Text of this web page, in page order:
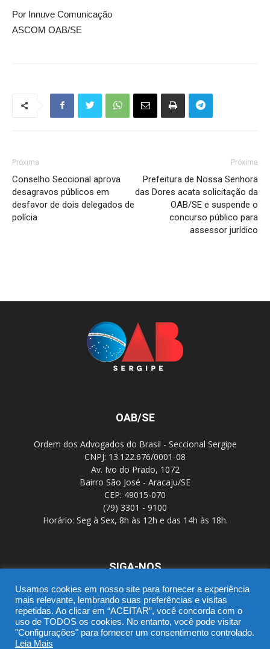
Por Innuve Comunicação
ASCOM OAB/SE
Próxima
Conselho Seccional aprova
desagravos públicos em
desfavor de dois delegados de
polícia
Próxima
Prefeitura de Nossa Senhora
das Dores acata solicitação da
OAB/SE e suspende o
concurso público para
assessor jurídico
OAB/SE
Ordem dos Advogados do Brasil - Seccional Sergipe
CNPJ: 13.122.676/0001-08
Av. Ivo do Prado, 1072
Bairro São José - Aracaju/SE
CEP: 49015-070
(79) 3301 - 9100
Horário: Seg à Sex, 8h às 12h e das 14h às 18h.
SIGA-NOS
SGD
Usamos cookies em nosso site para fornecer a experiência
mais relevante, lembrando suas preferências e visitas
repetidas. Ao clicar em “ACEITAR”, você concorda com o
uso de TODOS os cookies. No entanto, você pode visitar
"Configurações" para fornecer um consentimento controlado.
Leia Mais